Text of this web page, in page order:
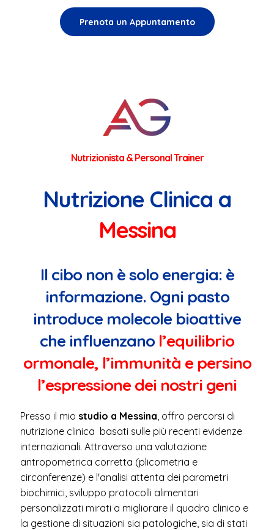
Nutrizione Clinica a
Messina
informazione. Ogni pasto
introduce molecole bioattive
ormonale, l’immunità e persino
l’espressione dei nostri geni
Presso il miostudio aMessina, offro percorsi di
nutrizione clinica basati sulle più recenti evidenze
internazionali. Attraverso una valutazione
antropometrica corretta (plicometria e
circonferenze) e l'analisi attenta dei parametri
personalizzati mirati a migliorare il quadro clinico e
la gestione di situazioni sia patologiche, sia distati
disfunzionali che abbassano drasticamente la
qualità della vita, quali stanchezza cronica, gonfiori
addominali, difficoltà di concentrazione e
alterazioni del ritmo circadiano.
L'obiettivo è il ripristino dell'efficienza metabolica,
lavorando specificamente su: